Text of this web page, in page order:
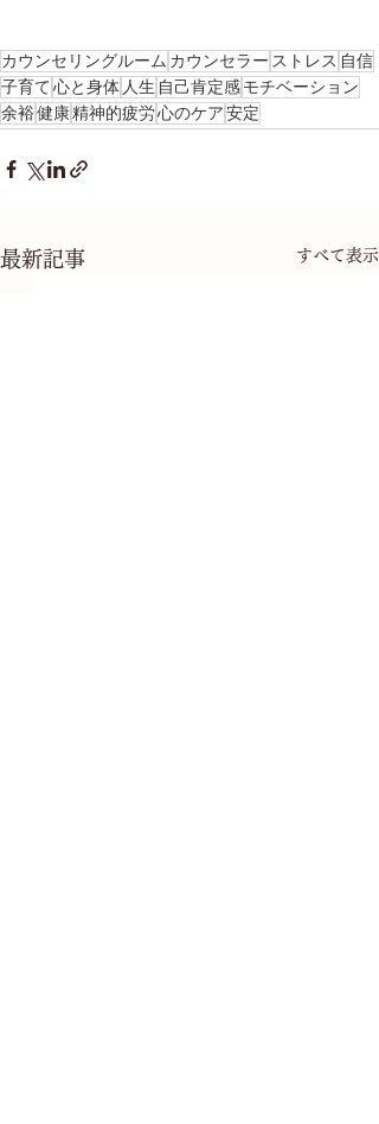
カウンセリングルーム カウンセラー ストレス 自信
子育て心と身体 人生 自己肯定感モチベーション
余裕健康精神的疲労心のケア安定
最新記事 すべて表示